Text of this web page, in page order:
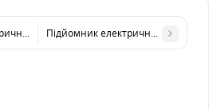
(тельфер) KRAISSMANN SH 150/300
Підйомник електричний (тельфер)